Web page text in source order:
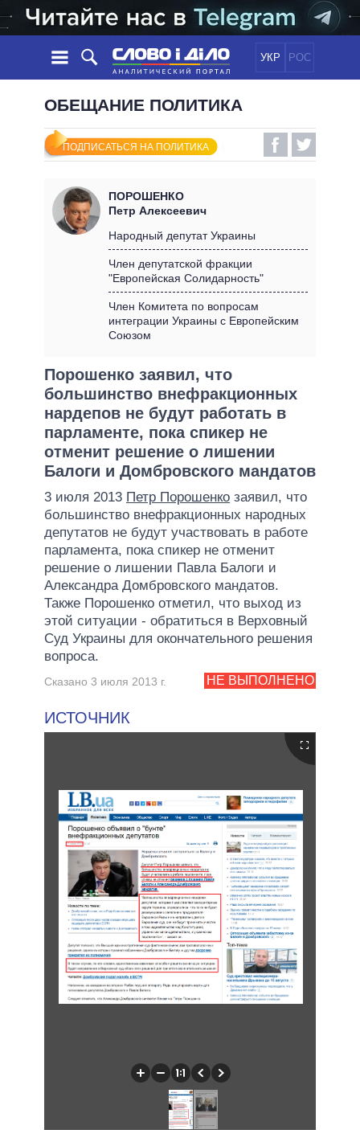
УКР РОС
НОВОСТИ
ЛЕНТА
СОБЫТИЯ
СТАТЬИ
МНЕНИЯ
ОБЗОРЫ
ДАЙДЖЕСТЫ
ПОЛИТИКА
ЭКОНОМИКА
МИР
ОБЕЩАНИЯ
ВСЕ ПОЛИТИКИ
ПРЕЗИДЕНТ И ОФИС
КАБИНЕТ МИНИСТРОВ
ГЛАВЫ ОБЛАДМИНИСТРАЦИЙ
ИНФОГРАФИКА
ВИДЕО
ПОДДЕРЖАТЬ
СРАВНЕНИЕ ПОЛИТИКОВ
ОБЕЩАНИЕ ПОЛИТИКА
ПОДПИСАТЬСЯ НА ПОЛИТИКА
ПОРОШЕНКО
Петр Алексеевич
Народный депутат Украины
Член депутатской фракции
"Европейская Солидарность"
Член Комитета по вопросам
интеграции Украины с Европейским
Союзом
Порошенко заявил, что
большинство внефракционных
нардепов не будут работать в
парламенте, пока спикер не
отменит решение о лишении
Балоги и Домбровского мандатов
3 июля 2013 Петр Порошенко заявил, что
большинство внефракционных народных
депутатов не будут участвовать в работе
парламента, пока спикер не отменит
решение о лишении Павла Балоги и
Александра Домбровского мандатов.
Также Порошенко отметил, что выход из
этой ситуации - обратиться в Верховный
Суд Украины для окончательного решения
вопроса.
НЕ ВЫПОЛНЕНО
Сказано 3 июля 2013 г.
ИСТОЧНИК